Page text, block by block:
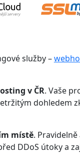
služby –
v ČR. Vaše
dohledem
místě.
DDoS útoky a